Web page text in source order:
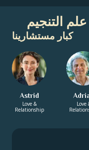
التنجيم
كبار مستشارينا
Love
Astrid
Love &
Relationship